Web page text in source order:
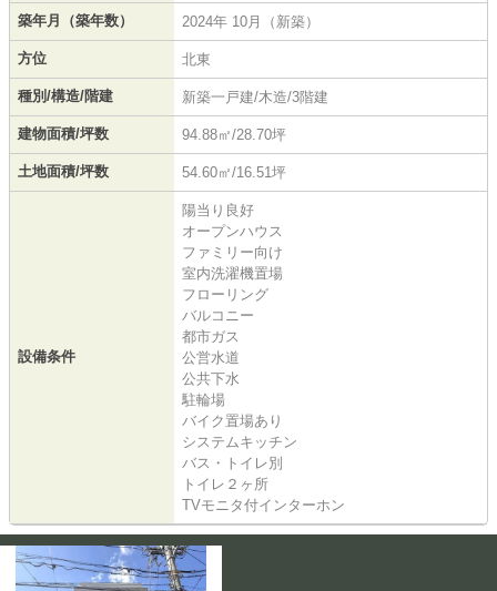
築年月（築年数） 2024年 10月（新築）
方位 北東
種別/構造/階建 新築一戸建/木造/3階建
建物面積/坪数 94.88㎡/28.70坪
土地面積/坪数 54.60㎡/16.51坪
設備条件
陽当り良好
オープンハウス
ファミリー向け
室内洗濯機置場
フローリング
バルコニー
都市ガス
公営水道
公共下水
駐輪場
バイク置場あり
システムキッチン
バス・トイレ別
トイレ２ヶ所
TVモニタ付インターホン